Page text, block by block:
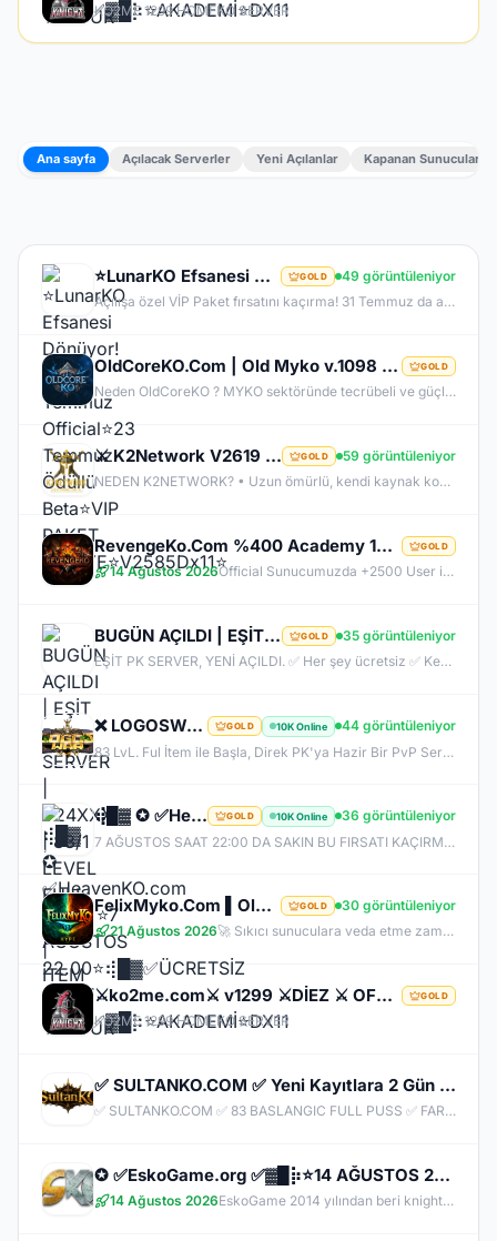
KO2ME 1299 HOMEKO SERVER
Ana sayfa Açılacak Serverler Yeni Açılanlar Kapanan Sunucular
⭐LunarKO Efsanesi Dönüyor!⭐31 Temmuz Official⭐23 Temmuz Ödüllü Beta⭐VIP PAKET HEDİYE⭐V2585Dx11⭐ GOLD
49 görüntüleniyor
Açılışa özel VİP Paket fırsatını kaçırma! 31 Temmuz da aramıza katıl , unutamayacağın bir deneyim senin olsun!
OldCoreKO.Com | Old Myko v.1098 | Starter + Yan Pus Ücretsiz | Academy : 17 Temmuz 2026 -Cuma 21:00! GOLD
Neden OldCoreKO ? MYKO sektöründe tecrübeli ve güçlü yönetim Oyuncu geri bildirimlerine önem veren şeffaf yapı Play to Win odaklı sistem anlayışı Dengeli ekonomi ve sürdürülebilir oyun yapısı Uzun soluklu, plansız kapanma riski olmayan sunucu vizyonu Deneyimli yönetim ekibimizin rehberliğinde, uzun soluklu ve unutulmaz bir maceraya hazır olun. OldCoreKO; heyecan dolu bir ortam, PK temposunun hiç durmadığı ve MYKO’nun özünü sonuna kadar yaşayabileceğiniz eşsiz bir atmosfer.
⚔️ K2Network V2619 – Yeni Nesil Farm Dönemi! | Ücretsiz PUS | +30 Rebirth | Auto Upgrade | 7/24 Farm GOLD
59 görüntüleniyor
NEDEN K2NETWORK? • Uzun ömürlü, kendi kaynak koduna sahip gerçek bir proje – hazır dosya alıp 1 haftada patlayan server değil. • %100 farm mantığı – KC/TL zorunluluğu yok, her şey oynayarak kazanılabilir. • Upgrade sınırı yok! – +30 Rebirthe kadar ilerleyen, +5’e kadar basılan takılar! • Tamamen ücretsiz PUS, paranızı sevdiklerinize ve ailenize ayırabilirsiniz! • Upgrade oranları şeffaf – % kaç ihtimalle bastığını ekranda net görüyorsun. • Auto Upgrade sistemi oyuna direkt entegre
RevengeKo.Com %400 Academy 14 Ağustos 2026 | v.2585 Light Farm | 1500 TL Değerinde VIP Paket Hediye GOLD
14 Ağustos 2026 Official Sunucumuzda +2500 User ile sorunsuz bir şekilde sunucumuzu aktif ettik. Aktif edilen sunucumuza geç kalmış veya başlayamayan oyuncularımız için 2. Akademi Sunucumuz 14 Ağustos Cuma günü Aktif Edilecektir. %400 DROP , %400 EXP , %400 Coins Drobu olarak sunucu 14 ağustosda academy olarak aktif edilecektir. Sunucumuz 1 Lv aktif edilmesine rağmen oyuncularımızın geri kalmaması için Akademi sunucumuz 83 Lv Başlangıç Full Skill olarak aktif edilecektir.
BUGÜN AÇILDI | EŞİT PK SERVER | V24XXX | 83/1 LEVEL FULL İTEM | İTEM SATIŞI YOKTUR GOLD
35 görüntüleniyor
EŞİT PK SERVER, YENİ AÇILDI. ✅ Her şey ücretsiz ✅ Kesinlikle item satışı yok ✅ Herkes eşit şartlarda başlayacak ✅ JR, BDW, Chaos ve savaş etkinlikleri aktif ✅ Kalabalık ve rekabetçi PK ortamı Bu cumartesi saat 21:00’da yeniden bizimle olun. Arkadaşlarınızı da davet edin, hep birlikte daha güçlü ve daha kalabalık bir başlangıç yapalım! Desteğiniz ve anlayışınız için teşekkür ederiz.
❌ LOGOSWAR.COM ❌ [ 83/1 ] PK SERVER ▌FULL ITEM BAŞLANGIÇ ▌Adım Atamayacağın Kadar Kalabalık GOLD 10K Online
44 görüntüleniyor
83 LvL. Ful İtem ile Başla, Direk PK'ya Hazir Bir PvP Server, Full Pus'da Hediye, 10.000 Oyuncu Kitlesi ile Türkiye'nin En Kalabalık PK Serveri, Sizlerde Hemen Yerinizi Alın.
⢾█▓ ✪ ✅HeavenKO.com ✅▓█⡷⭐7 AĞUSTOS 22.00⭐⢾█▓✅ÜCRETSİZ GENİE LOOT✅▓█⡷⭐AKADEMİ⭐DX11 GOLD 10K Online
36 görüntüleniyor
7 AĞUSTOS SAAT 22:00 DA SAKIN BU FIRSATI KAÇIRMA! BİZİMLE YOLA ÇIKAN HERKES BUGÜN İPTAL! BİZ İSE 6.AYIMIZI DEVİRDİK, İLK GÜNKİ GİBİ GEÇ KALMAYACAĞIN TEK SİSTEM!
FelixMyko.Com ▌Old Myko v.1098 ▌70 Level CAP ▌Official : 21 Ağustos Cuma 22:00 ▌Starter Paket Bizden GOLD
30 görüntüleniyor
21 Ağustos 2026
🚀 Sıkıcı sunuculara veda etme zamanı geldi! ⭐ Parlayan yıldız: FelixMyko! 💰 Sürekli kazandıran yapısı, bitmek bilmeyen Farm ve PK heyecanıyla eski MyKO ruhunu yeniden yaşamaya hazır ol! 📅 Açılış: 21 Ağustos Cuma – 🕙 22:00 🌐 Adres: FelixMyko.com 🎁 2.000 TL bakiye değerinde Starter Paket HEDİYE! 🔑 Starter Paket Kodu: 99998888777766665555 🌐 Panel: https://www.felixmyko.com 👉 Discord: http://discord.gg/MYACS 🟢 WhatsApp: https://wp.felixmyko.com ⚔️ Eski günlerin efsane savaşlarını, dostluk
⚔️ko2me.com⚔️ v1299 ⚔️DİEZ ⚔️ OFFİCAL 17.07.2026⚔️ JAPKO DRAKİ SERVER GOLD
KO2ME 1299 HOMEKO SERVER
✅ SULTANKO.COM ✅ Yeni Kayıtlara 2 Gün 500x Drop Bonus! ✅⭐ Pk Farm Server Ücretsiz! ⭐ DELTASOFT⭐
✅ SULTANKO.COM ✅ 83 BASLANGIC FULL PUSS ✅ FARM PK SERVER ✅⭐ 29.05.2026 22:00 OFFICIAL ⭐ DELTASOFT⭐
✪ ✅EskoGame.org ✅▓█⡷⭐14 AĞUSTOS 22.00⭐⢾█▓✅ERKEN KAYITA VİP PAKET HEDİYE !✅▓█⡷👉 v25XX FARM 👈
14 Ağustos 2026 EskoGame 2014 yılından beri knight online pvp sektöründe kesintisiz hizmet vermektedir. Aktif sunucuları +1000 Gündür onlinedir, yeni sunucular senede 1 kere açılır, takipde kalın!